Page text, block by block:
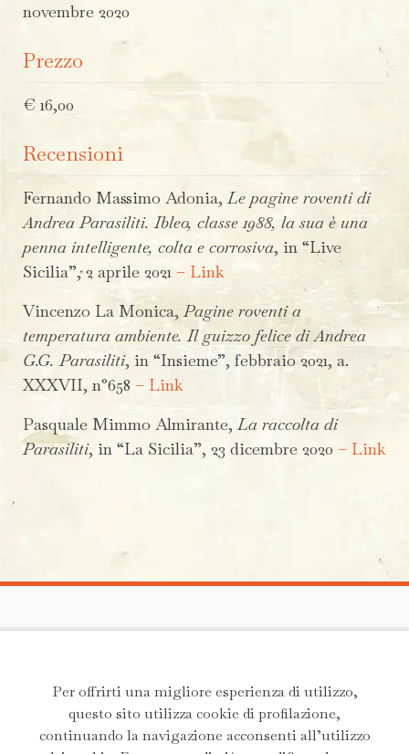
novembre 2020
Prezzo
€ 16,00
Recensioni
Fernando Massimo Adonia,Le pagine roventi di
Andrea Parasiliti.Ibleo, classe 1988, la sua è una
penna intelligente, colta e corrosiva, in “Live
Sicilia”, 2 aprile 2021 – Link
Vincenzo La Monica,Pagine roventi a
temperatura ambiente. Il guizzo felice di Andrea
G.G. Parasiliti, in “Insieme”, febbraio 2021, a.
XXXVII, n°658 – Link
Pasquale Mimmo Almirante,La raccolta di
Parasiliti, in “La Sicilia”, 23 dicembre 2020 – Link
Scrivimi un messaggio
Per offrirti una migliore esperienza di utilizzo,
questo sito utilizza cookie di profilazione,
continuando la navigazione acconsenti all’utilizzo